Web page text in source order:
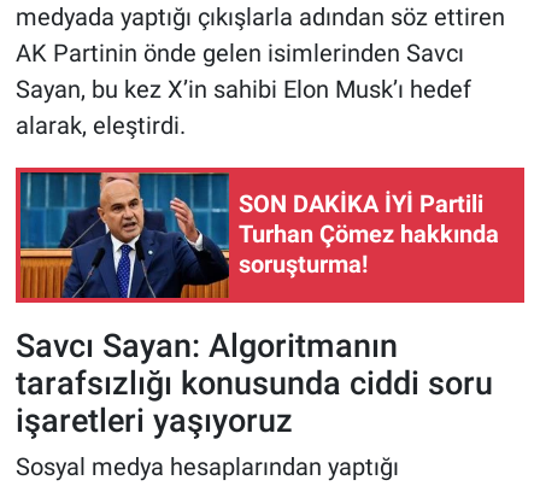
medyada yaptığı çıkışlarla adından söz ettiren
AK Partinin önde gelen isimlerinden Savcı
Sayan, bu kez X’in sahibi Elon Musk’ı hedef
alarak, eleştirdi.
SON DAKİKA İYİ Partili
Turhan Çömez hakkında
soruşturma!
Savcı Sayan: Algoritmanın
tarafsızlığı konusunda ciddi soru
işaretleri yaşıyoruz
Sosyal medya hesaplarından yaptığı